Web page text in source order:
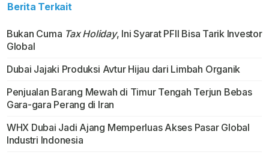
Berita Terkait
Bukan Cuma Tax Holiday, Ini Syarat PFII Bisa Tarik Investor
Global
Dubai Jajaki Produksi Avtur Hijau dari Limbah Organik
Penjualan Barang Mewah di Timur Tengah Terjun Bebas
Gara-gara Perang di Iran
WHX Dubai Jadi Ajang Memperluas Akses Pasar Global
Industri Indonesia